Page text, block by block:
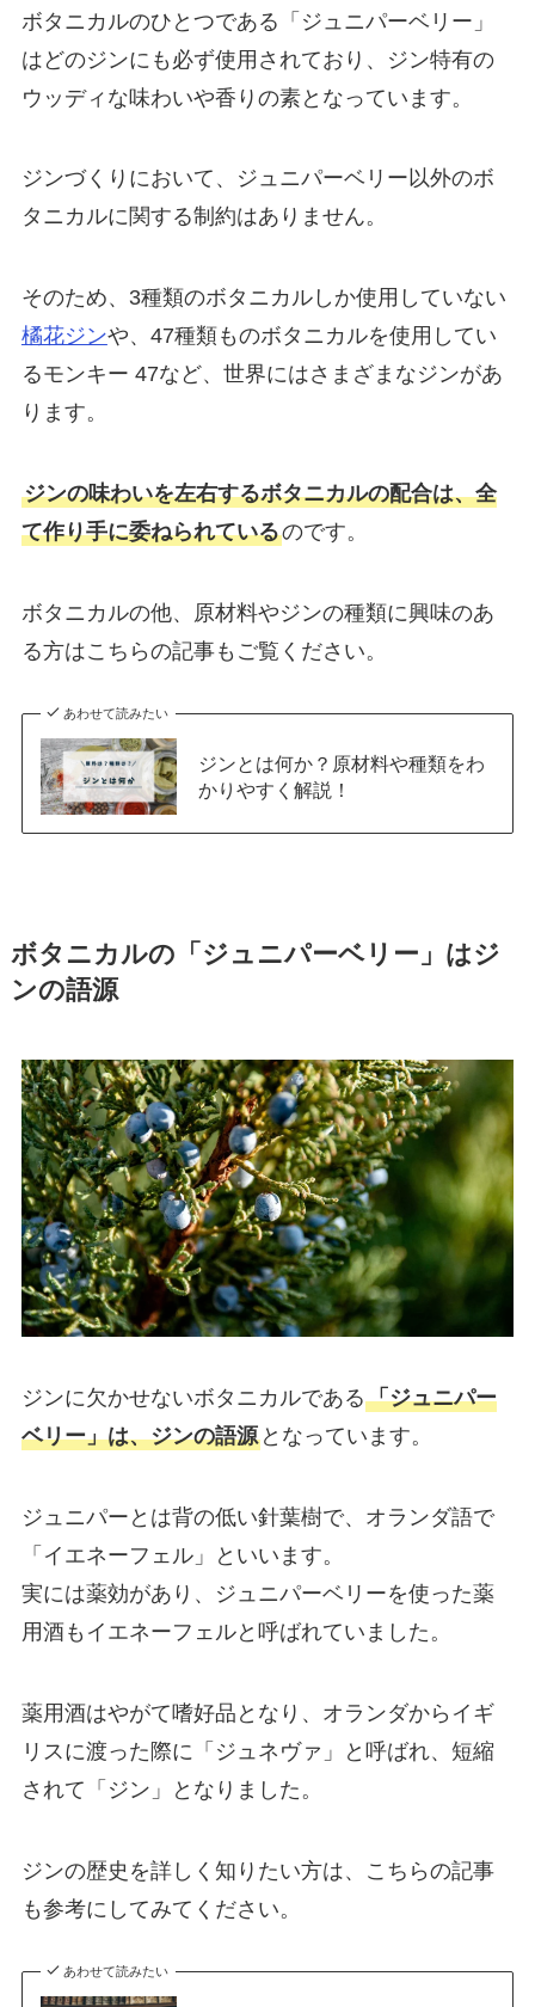
ボタニカルのひとつである「ジュニパーベリー」
はどのジンにも必ず使用されており、ジン特有の
ウッディな味わいや香りの素となっています。
ジンづくりにおいて、ジュニパーベリー以外のボ
タニカルに関する制約はありません。
そのため、3種類のボタニカルしか使用していない
橘花ジンや、47種類ものボタニカルを使用してい
るモンキー 47など、世界にはさまざまなジンがあ
ります。
ジンの味わいを左右するボタニカルの配合は、全
て作り手に委ねられているのです。
ボタニカルの他、原材料やジンの種類に興味のあ
る方はこちらの記事もご覧ください。
あわせて読みたい
ジンとは何か？原材料や種類をわ
かりやすく解説！
ボタニカルの「ジュニパーベリー」はジ
ンの語源
ジンに欠かせないボタニカルである「ジュニパー
ベリー」は、ジンの語源となっています。
ジュニパーとは背の低い針葉樹で、オランダ語で
「イエネーフェル」といいます。
実には薬効があり、ジュニパーベリーを使った薬
用酒もイエネーフェルと呼ばれていました。
薬用酒はやがて嗜好品となり、オランダからイギ
リスに渡った際に「ジュネヴァ」と呼ばれ、短縮
されて「ジン」となりました。
ジンの歴史を詳しく知りたい方は、こちらの記事
も参考にしてみてください。
あわせて読みたい